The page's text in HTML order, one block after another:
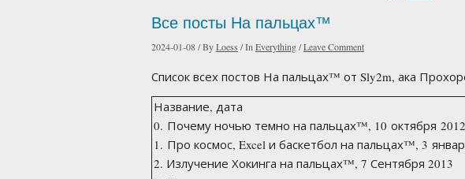
Все посты На пальцах™
2024-01-08/ByLoess /In Everything/Leave Comment
Список всех постов На пальцах™ от Sly2m, ака
Название, дата
0. Почему ночью темно на пальцах™, 10 октября 2012
1. Про космос, Excel и баскетбол на пальцах™, 3
2. Излучение Хокинга на пальцах™, 7 Сентября 2013